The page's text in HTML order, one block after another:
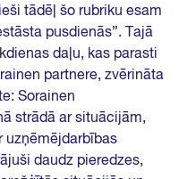
tādēļ šo rubriku esam
pusdienās”. Tajā
daļu, kas parasti
partnere, zvērināta
Sorainen
strādā ar situācijām,
uzņēmējdarbības
daudz pieredzes,